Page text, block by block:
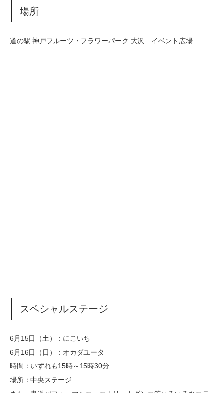
場所
道の駅 神戸フルーツ・フラワーパーク 大沢 イベント広場
スペシャルステージ
6月15日（土）：にこいち
6月16日（日）：オカダユータ
時間：いずれも15時～15時30分
場所：中央ステージ